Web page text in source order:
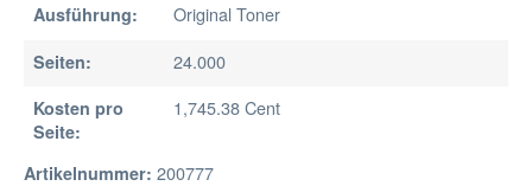
Ausführung: Original Toner
Seiten: 24.000
Kosten pro
Seite:
1,745.38 Cent
Artikelnummer: 200777